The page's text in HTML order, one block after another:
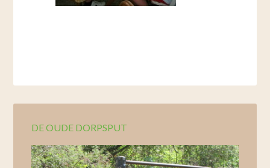
DE OUDE DORPSPUT